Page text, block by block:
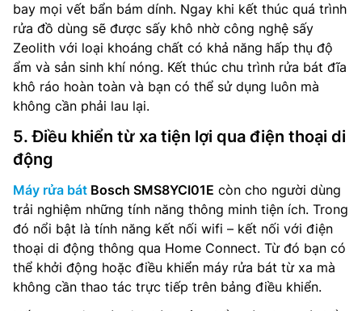
bay mọi vết bẩn bám dính. Ngay khi kết thúc quá trình
rửa đồ dùng sẽ được sấy khô nhờ công nghệ sấy
Zeolith với loại khoáng chất có khả năng hấp thụ độ
ẩm và sản sinh khí nóng. Kết thúc chu trình rửa bát đĩa
khô ráo hoàn toàn và bạn có thể sử dụng luôn mà
không cần phải lau lại.
5. Điều khiển từ xa tiện lợi qua điện thoại di
động
Máy rửa bát Bosch SMS8YCI01E còn cho người dùng
trải nghiệm những tính năng thông minh tiện ích. Trong
đó nổi bật là tính năng kết nối wifi – kết nối với điện
thoại di động thông qua Home Connect. Từ đó bạn có
thể khởi động hoặc điều khiển máy rửa bát từ xa mà
không cần thao tác trực tiếp trên bảng điều khiển.